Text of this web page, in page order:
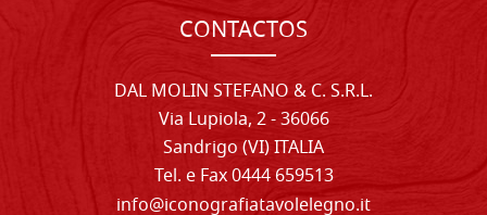
CONTACTOS
DAL MOLIN STEFANO & C. S.R.L.
Via Lupiola, 2 - 36066
Sandrigo (VI) ITALIA
Tel. e Fax 0444 659513
info@iconografiatavolelegno.it